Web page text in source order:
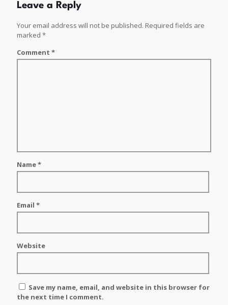
Leave a Reply
Your email address will not be published. Required fields are
marked *
Comment *
Name*
Email *
Website
Save my name, email, and website in this browser for
the next time I comment.